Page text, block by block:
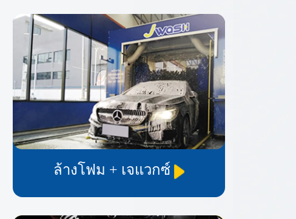
ล้างโฟม + เจแวกซ์